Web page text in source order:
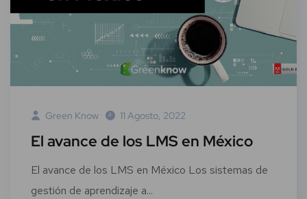
Green Know 11 Agosto, 2022
El avance de los LMS en México
El avance de los LMS en México Los sistemas de
gestión de aprendizaje a...